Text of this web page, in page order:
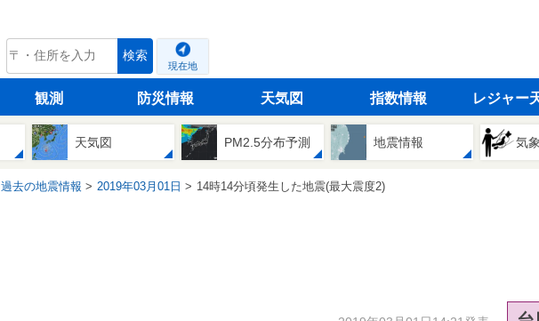
tenki.jp 検索
現在地
観測 防災情報 天気図 指数情報 レジャー
天気図 PM2.5分布予測 地震情報 気
過去の地震情報 2019年03月01日 14時14分頃発生した地震(最大震度2)